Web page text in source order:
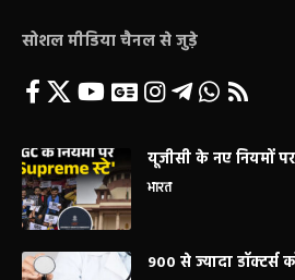
सोशल मीडिया चैनल से जुड़े
यूजीसी के नए नियमों
भारत
900 से ज्यादा डॉक्टर्स